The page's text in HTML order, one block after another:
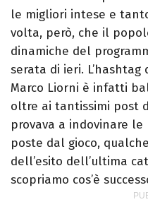
le migliori intese e
volta, però, che il
dinamiche del
serata di ieri.
Marco Liorni è infatti
oltre ai tantissimi post
provava a indovinare
poste dal gioco,
dell’esito dell’ultima
scopriamo cos’è